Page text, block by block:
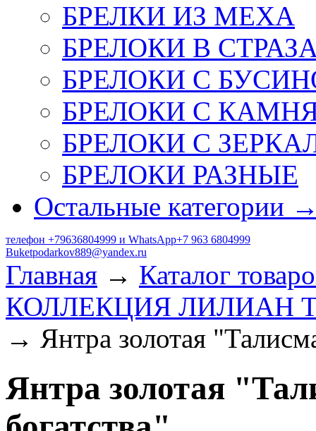
БРЕЛКИ ИЗ МЕХА
БРЕЛОКИ В
БРЕЛОКИ С
БРЕЛОКИ С
БРЕЛОКИ С
БРЕЛОКИ РАЗНЫЕ
Остальные категории
телефон +79636804999 и WhatsApp+7 963 6804999
Buketpodarkov889@yandex.ru
Главная → Каталог
КОЛЛЕКЦИЯ ЛИЛИАН
→ Янтра золотая
Янтра золотая